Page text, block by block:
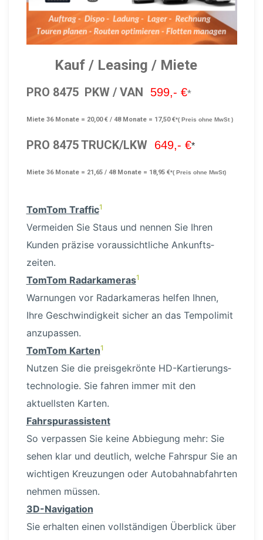
Kauf/Leasing /Miete
PRO 8475 PKW / VAN 599,- €*
Miete 36 Monate = 20,00 € / 48 Monate = 17,50 €*( Preis ohne MwSt )
PRO 8475 TRUCK/LKW 649,- €*
Miete 36 Monate = 21,65 / 48 Monate = 18,95 €*( Preis ohne MwSt)
TomTom Traffic1
Vermeiden Sie Staus und nennen Sie Ihren
Kunden präzise voraus­sicht­liche Ankunfts­
zeiten.
TomTom Radar­ka­meras1
Warnungen vor Radar­ka­meras helfen Ihnen,
Ihre Geschwin­digkeit sicher an das Tempolimit
anzupassen.
TomTom Karten1
Nutzen Sie die preis­ge­krönte HD-Kar­tie­rungs­
tech­no­logie. Sie fahren immer mit den
aktuellsten Karten.
Fahrspu­ras­sistent
So verpassen Sie keine Abbiegung mehr: Sie
sehen klar und deutlich, welche Fahrspur Sie an
wichtigen Kreuzungen oder Autobahn­ab­fahrten
nehmen müssen.
3D-Navi­gation
Sie erhalten einen vollstän­digen Überblick über